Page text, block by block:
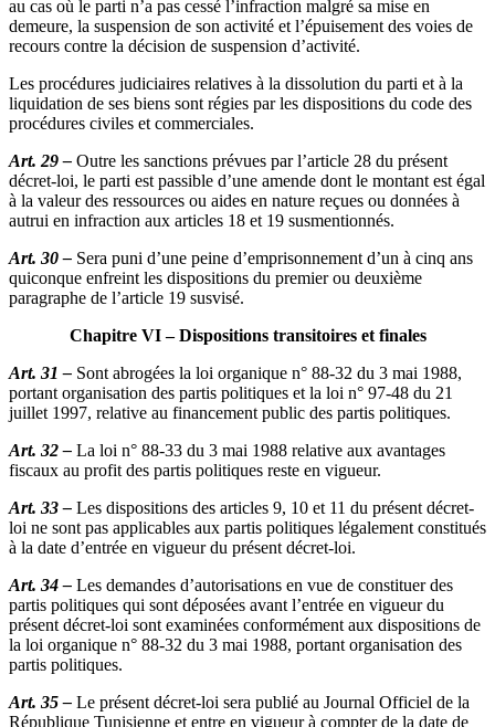
au cas où le parti n’a pas cessé l’infraction malgré sa mise en
demeure, la suspension de son activité et l’épuisement des voies de
recours contre la décision de suspension d’activité.
Les procédures judiciaires relatives à la dissolution du parti et à la
liquidation de ses biens sont régies par les dispositions du code des
procédures civiles et commerciales.
Art. 29 – Outre les sanctions prévues par l’article 28 du présent
décret-loi, le parti est passible d’une amende dont le montant est égal
à la valeur des ressources ou aides en nature reçues ou données à
autrui en infraction aux articles 18 et 19 susmentionnés.
Art. 30 – Sera puni d’une peine d’emprisonnement d’un à cinq ans
quiconque enfreint les dispositions du premier ou deuxième
paragraphe de l’article 19 susvisé.
Chapitre VI – Dispositions transitoires et finales
Art. 31 – Sont abrogées la loi organique n° 88-32 du 3 mai 1988,
portant organisation des partis politiques et la loi n° 97-48 du 21
juillet 1997, relative au financement public des partis politiques.
Art. 32 – La loi n° 88-33 du 3 mai 1988 relative aux avantages
fiscaux au profit des partis politiques reste en vigueur.
Art. 33 – Les dispositions des articles 9, 10 et 11 du présent décret-
loi ne sont pas applicables aux partis politiques légalement constitués
à la date d’entrée en vigueur du présent décret-loi.
Art. 34 – Les demandes d’autorisations en vue de constituer des
partis politiques qui sont déposées avant l’entrée en vigueur du
présent décret-loi sont examinées conformément aux dispositions de
la loi organique n° 88-32 du 3 mai 1988, portant organisation des
partis politiques.
Art. 35 – Le présent décret-loi sera publié au Journal Officiel de la
République Tunisienne et entre en vigueur à compter de la date de